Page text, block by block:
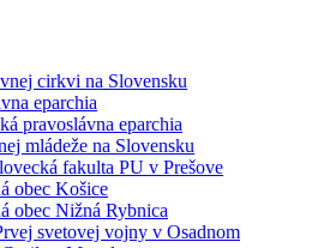
cirkvi na Slovensku
eparchia
pravoslávna eparchia
mládeže na Slovensku
fakulta PU v Prešove
obec Košice
obec Nižná Rybnica
svetovej vojny v Osadnom